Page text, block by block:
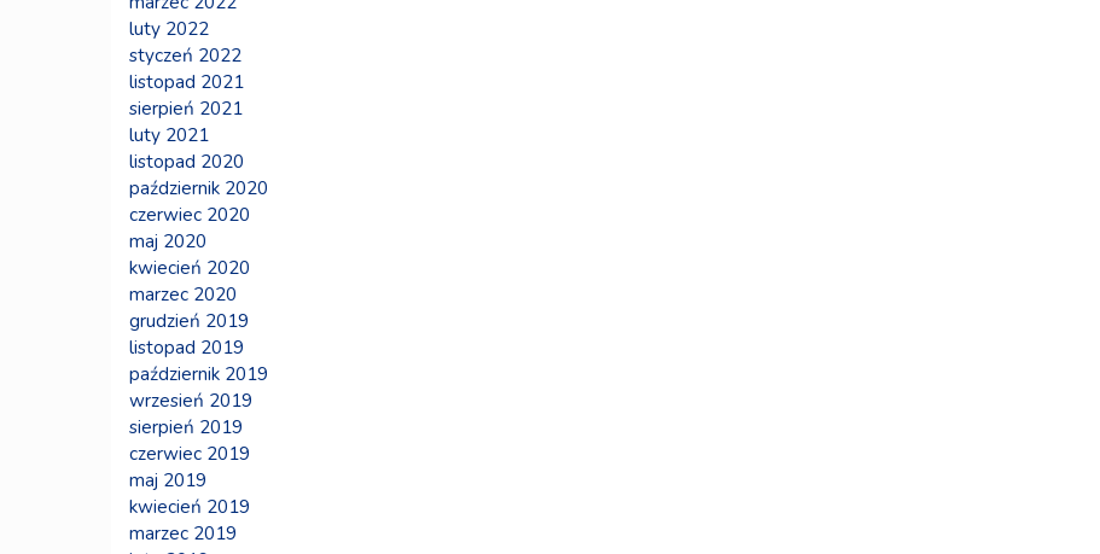
luty 2022
styczeń 2022
listopad 2021
sierpień 2021
luty 2021
listopad 2020
październik 2020
czerwiec 2020
maj 2020
kwiecień 2020
marzec 2020
grudzień 2019
listopad 2019
październik 2019
wrzesień 2019
sierpień 2019
czerwiec 2019
maj 2019
kwiecień 2019
marzec 2019